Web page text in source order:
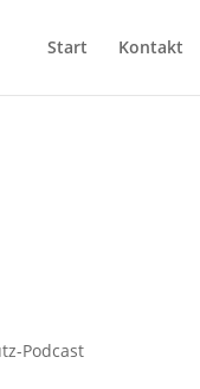
Start Kontakt
Podcast